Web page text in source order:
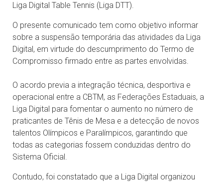
Liga Digital Table Tennis (Liga DTT).
O presente comunicado tem como objetivo informar
sobre a suspensão temporária das atividades da Liga
Digital, em virtude do descumprimento do Termo de
Compromisso firmado entre as partes envolvidas.
O acordo previa a integração técnica, desportiva e
operacional entre a CBTM, as Federações Estaduais, a
Liga Digital para fomentar o aumento no número de
praticantes de Tênis de Mesa e a detecção de novos
talentos Olímpicos e Paralímpicos, garantindo que
todas as categorias fossem conduzidas dentro do
Sistema Oficial.
Contudo, foi constatado que a Liga Digital organizou